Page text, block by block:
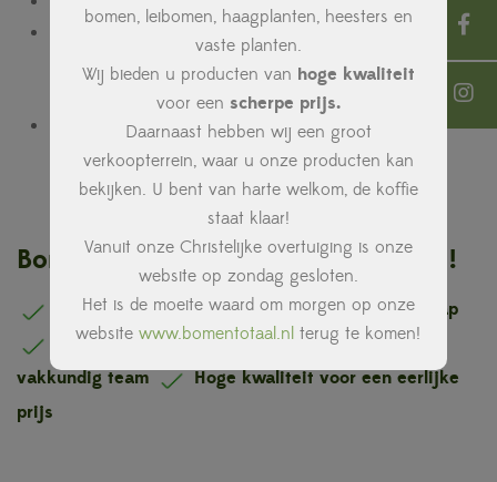
bomen, leibomen, haagplanten, heesters en
vaste planten.
Wij bieden u producten van hoge kwaliteit
voor een scherpe prijs.
Daarnaast hebben wij een groot
verkoopterrein, waar u onze producten kan
bekijken. U bent van harte welkom, de koffie
staat klaar!
Vanuit onze Christelijke overtuiging is onze
website op zondag gesloten.
Het is de moeite waard om morgen op onze
websitewww.bomentotaal.nl terug te komen!
: Prunus Kanzan groeit het beste op goed
doorlatende, lichte tot middelzware bodems. Niet op
Snoeiperiode: De beste tijd om Prunus Kanzan te
snoeien is in het najaar tot vroege winter, voor de
sapstroom begint.
Bomentotaal is hét unieke concept !
Eigen kwekerij inclusief kennis en vakmanschap
Eigen bezorg en aanplantservice door ons
vakkundig team
Hoge kwaliteit voor een eerlijke
prijs